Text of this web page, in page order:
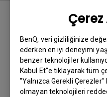
Çerez
BenQ, veri gizliliğinize
ederken en iyi deneyimi
benzer teknolojiler
Kabul Et"e tıklayarak tüm
"Yalnızca Gerekli
olmayan teknolojileri
İlgili